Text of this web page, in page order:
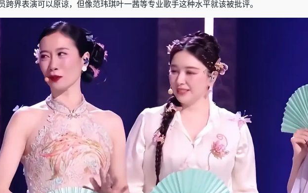
跨界表演可以原谅，但像范玮琪叶一茜等专业歌手这种水平就该被批评。